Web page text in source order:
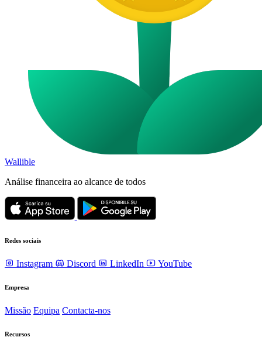
Wallible
Análise financeira ao alcance de todos
Redes sociais
Instagram Discord LinkedIn YouTube
Empresa
Missão Equipa Contacta-nos
Recursos